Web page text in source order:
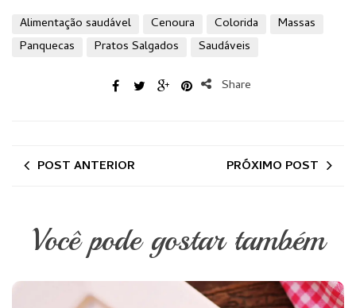
Alimentação saudável Cenoura Colorida
Massas
Panquecas
Pratos Salgados Saudáveis
Share
POST ANTERIOR PRÓXIMO POST
Você pode gostar também